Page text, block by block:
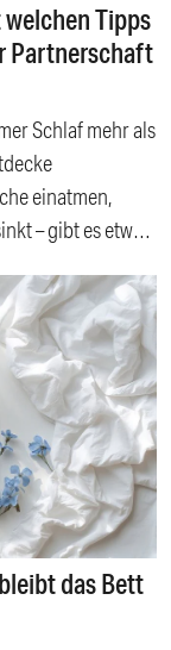
Tipps
Partnerschaft
Schlaf mehr als
einatmen,
– gibt es etwas
des Alltags zu
sammeln. Wird
von
bessere Hälfte
hin und her
man
Kino
im
lassen, um
zu
das Bett